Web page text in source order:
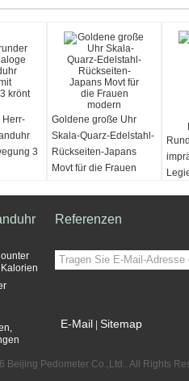
Herr-
3
Goldene große Uhr
Skala-Quarz-Edelstahl-
Rückseiten-Japans
Movt für die Frauen
Referenzen
E-Mail | Sitemap
Beijing Pedometer Co.,Ltd.. All Rights